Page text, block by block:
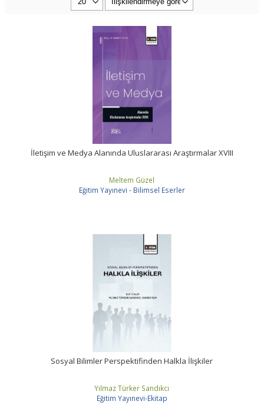
İletişim ve Medya Alanında Uluslararası Araştırmalar XVIII
Meltem Güzel
Eğitim Yayınevi - Bilimsel Eserler
Sosyal Bilimler Perspektifinden Halkla İlişkiler
Yılmaz Türker Sandıkcı
Eğitim Yayınevi-Ekitap